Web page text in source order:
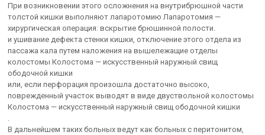
При возникновении этого осложнения на внутрибрюшной части
толстой кишки выполняют лапаротомию Лапаротомия —
хирургическая операция: вскрытие брюшинной полости.
и ушивание дефекта стенки кишки, отключение этого отдела из
пассажа кала путем наложения на вышележащие отделы
колостомы Колостома — искусственный наружный свищ
ободочной кишки
или, если перфорация произошла достаточно высоко,
поврежденный участок выводят в виде двуствольной колостомы
Колостома — искусственный наружный свищ ободочной кишки
В дальнейшем таких больных ведут как больных с перитонитом,